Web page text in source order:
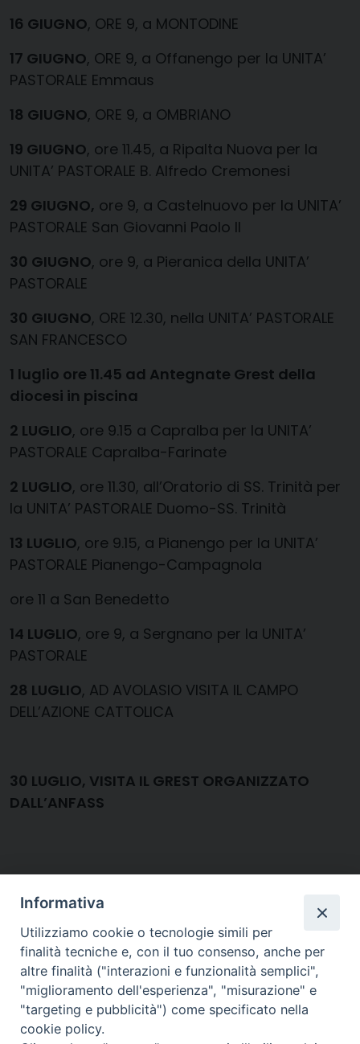
16 GIUGNO, ORE 9, a MONTODINE
17 GIUGNO, ORE 9, a Offanengo per la UNITA’
PASTORALE Emmaus
18 GIUGNO, ORE 9, a OMBRIANO
19 GIUGNO, ore 11.45, a Ripalta Nuova per la
UNITA’ PASTORALE B. Alfredo Cremonesi
29 GIUGNO, ore 9, a Castelnuovo per la UNITA’
PASTORALE San Giovanni Paolo II
30 GIUGNO, ore 9, a Pieranica della UNITA’
PASTORALE
30 GIUGNO, ORE 12.30, nella UNITA’ PASTORALE
SAN FRANCESCO
1 luglio ore 11.45 ad Antegnate Grest della
diocesi in piscina
2 LUGLIO, ore 9.15 a Capralba per la UNITA’
PASTORALE Capralba-Farinate
2 LUGLIO, ore 11.30, all’Oratorio di SS. Trinità per
la UNITA’ PASTORALE Duomo-SS. Trinità
13 LUGLIO, ore 9.15, a Pianengo per la UNITA’
PASTORALE Pianengo-Campagnola
ore 11 a San Benedetto
14 LUGLIO, ore 9, a Sergnano per la UNITA’
PASTORALE
28 LUGLIO, AD AVOLASIO VISITA IL CAMPO
DELL’AZIONE CATTOLICA
30 LUGLIO, VISITA IL GREST ORGANIZZATO
DALL’ANFASS
CREMA
Informativa
Utilizziamo cookie o tecnologie simili per
finalità tecniche e, con il tuo consenso, anche per
altre finalità ("interazioni e funzionalità semplici",
"miglioramento dell'esperienza", "misurazione" e
"targeting e pubblicità") come specificato nella
cookie policy.